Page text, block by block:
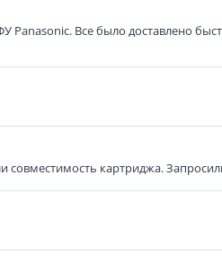
Panasonic. Все было доставлено
картриджа.